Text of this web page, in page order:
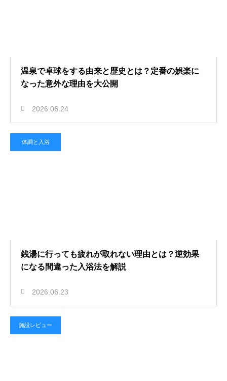
温泉で卓球をする由来と歴史とは？定番の娯楽に
なった意外な理由を大公開
2026.06.24
体調と入浴
銭湯に行っても疲れが取れない理由とは？逆効果
になる間違った入浴法を解説
2026.06.23
施設レビュー